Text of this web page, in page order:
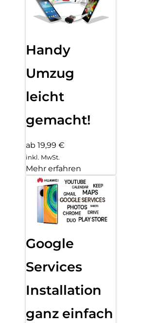
Handy
Umzug
leicht
gemacht!
ab 19,99 €
inkl. MwSt.
Mehr erfahren
Google
Services
Installation
ganz einfach